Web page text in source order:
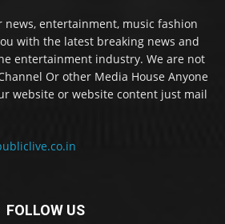
news, entertainment, music fashion
with the latest breaking news and
entertainment industry. We are not
Or other Media House Anyone
website or website content just mail
FOLLOW US